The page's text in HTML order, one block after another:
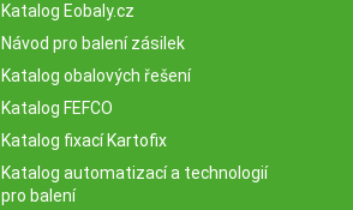
Katalog Eobaly.cz
Návod pro balení zásilek
Katalog obalových řešení
Katalog FEFCO
Katalog fixací Kartofix
Katalog automatizací a technologií
pro balení